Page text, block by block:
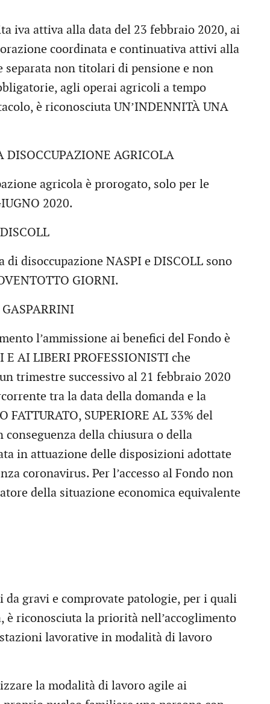
attiva alla data del 23 febbraio 2020, ai
coordinata e continuativa attivi alla
separata non titolari di pensione e non
agli operai agricoli a tempo
è riconosciuta UN’INDENNITÀ UNA
AGRICOLA
agricola è prorogato, solo per le
2020.
disoccupazione NASPI e DISCOLL sono
GIORNI.
l’ammissione ai benefici del Fondo è
AI LIBERI PROFESSIONISTI che
trimestre successivo al 21 febbraio 2020
tra la data della domanda e la
FATTURATO, SUPERIORE AL 33% del
della chiusura o della
in attuazione delle disposizioni adottate
coronavirus. Per l’accesso al Fondo non
della situazione economica equivalente
gravi e comprovate patologie, per i quali
riconosciuta la priorità nell’accoglimento
lavorative in modalità di lavoro
la modalità di lavoro agile ai